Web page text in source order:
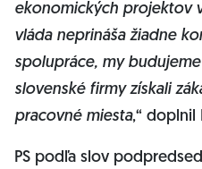
ekonomických projektov
vláda neprináša žiadne
spolupráce, my
slovenské firmy získali
pracovné miesta,“ doplnil
PS podľa slov